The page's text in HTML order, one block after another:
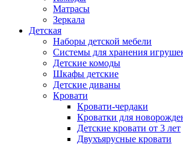
Матрасы
Зеркала
Детская
Наборы детской мебели
Системы для хранения
Детские комоды
Шкафы детские
Детские диваны
Кровати
Кровати-чердаки
Кроватки для
Детские кровати от 3 лет
Двухъярусные кровати